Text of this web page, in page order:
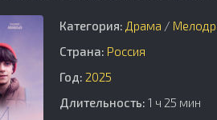
Категория: Драма /
Страна: Россия
Год: 2025
Длительность: 1 ч 25 мин